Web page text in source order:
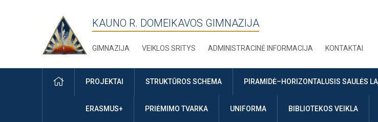
KAUNO R. DOMEIKAVOS GIMNAZIJA
GIMNAZIJA VEIKLOS SRITYS ADMINISTRACINĖ INFORMACIJA KONTAKTAI
PRADŽIAPROJEKTAI STRUKTŪROS SCHEMA PIRAMIDĖ–HORIZONTALUSIS SAULĖS
ERASMUS+ PRIĖMIMO TVARKA UNIFORMA BIBLIOTEKOS VEIKLA